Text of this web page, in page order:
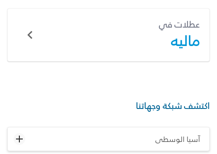
عطلات في
ماليه
اكتشف شبكة وجهاتنا
آسيا الوسطى